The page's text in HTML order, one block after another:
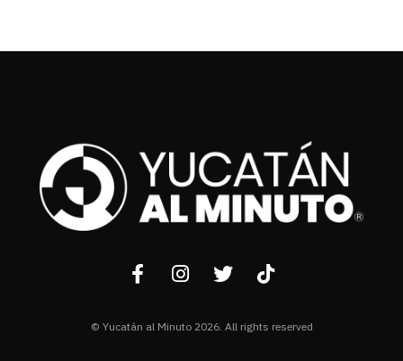
© Yucatán al Minuto 2026. All rights reserved